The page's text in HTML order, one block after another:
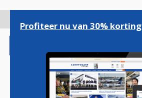
gaan
Profiteer nu van 30% korting